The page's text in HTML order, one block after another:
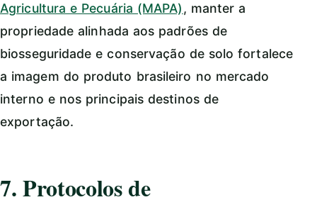
Agricultura e Pecuária (MAPA), manter a
propriedade alinhada aos padrões de
biosseguridade e conservação de solo fortalece
a imagem do produto brasileiro no mercado
interno e nos principais destinos de
exportação.
7. Protocolos de